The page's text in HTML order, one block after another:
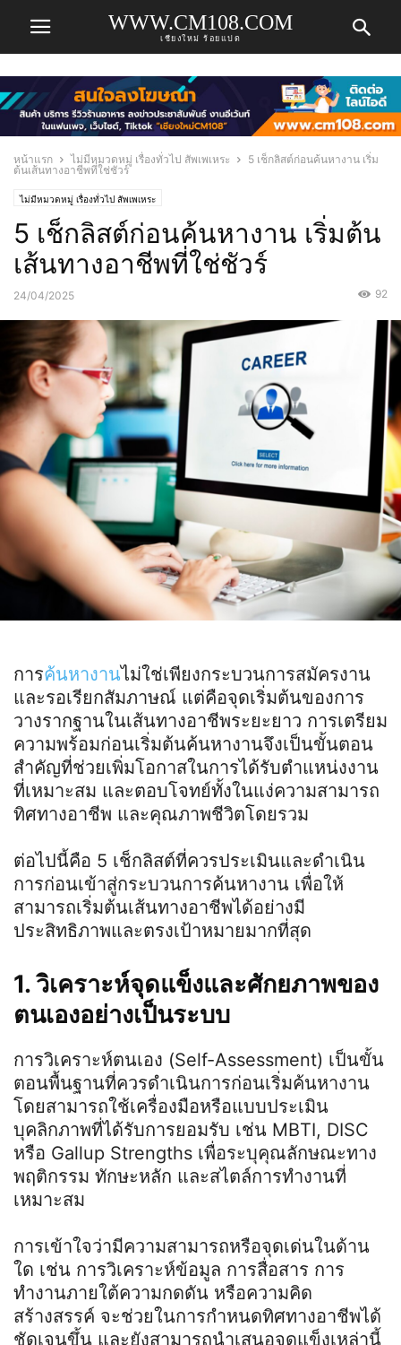
WWW.CM108.COM
เชียงใหม่ ร้อยแปด
หน้าแรก ไม่มีหมวดหมู่ เรื่องทั่วไป สัพเพเหระ
5 เช็กลิสต์ก่อนค้นหางาน เริ่ม
ต้นเส้นทางอาชีพที่ใช่ชัวร์
ไม่มีหมวดหมู่ เรื่องทั่วไป สัพเพเหระ
5 เช็กลิสต์ก่อนค้นหางาน เริ่มต้น
เส้นทางอาชีพที่ใช่ชัวร์
24/04/2025 92
การค้นหางานไม่ใช่เพียงกระบวนการสมัครงาน
และรอเรียกสัมภาษณ์ แต่คือจุดเริ่มต้นของการ
วางรากฐานในเส้นทางอาชีพระยะยาว การเตรียม
ความพร้อมก่อนเริ่มต้นค้นหางานจึงเป็นขั้นตอน
สำคัญที่ช่วยเพิ่มโอกาสในการได้รับตำแหน่งงาน
ที่เหมาะสม และตอบโจทย์ทั้งในแง่ความสามารถ
ทิศทางอาชีพ และคุณภาพชีวิตโดยรวม
ต่อไปนี้คือ 5 เช็กลิสต์ที่ควรประเมินและดำเนิน
การก่อนเข้าสู่กระบวนการค้นหางาน เพื่อให้
สามารถเริ่มต้นเส้นทางอาชีพได้อย่างมี
ประสิทธิภาพและตรงเป้าหมายมากที่สุด
1. วิเคราะห์จุดแข็งและศักยภาพของ
ตนเองอย่างเป็นระบบ
การวิเคราะห์ตนเอง (Self-Assessment) เป็นขั้น
ตอนพื้นฐานที่ควรดำเนินการก่อนเริ่มค้นหางาน
โดยสามารถใช้เครื่องมือหรือแบบประเมิน
บุคลิกภาพที่ได้รับการยอมรับ เช่น MBTI, DISC
หรือ Gallup Strengths เพื่อระบุคุณลักษณะทาง
พฤติกรรม ทักษะหลัก และสไตล์การทำงานที่
เหมาะสม
การเข้าใจว่ามีความสามารถหรือจุดเด่นในด้าน
ใด เช่น การวิเคราะห์ข้อมูล การสื่อสาร การ
ทำงานภายใต้ความกดดัน หรือความคิด
สร้างสรรค์ จะช่วยในการกำหนดทิศทางอาชีพได้
ชัดเจนขึ้น และยังสามารถนำเสนอจุดแข็งเหล่านี้